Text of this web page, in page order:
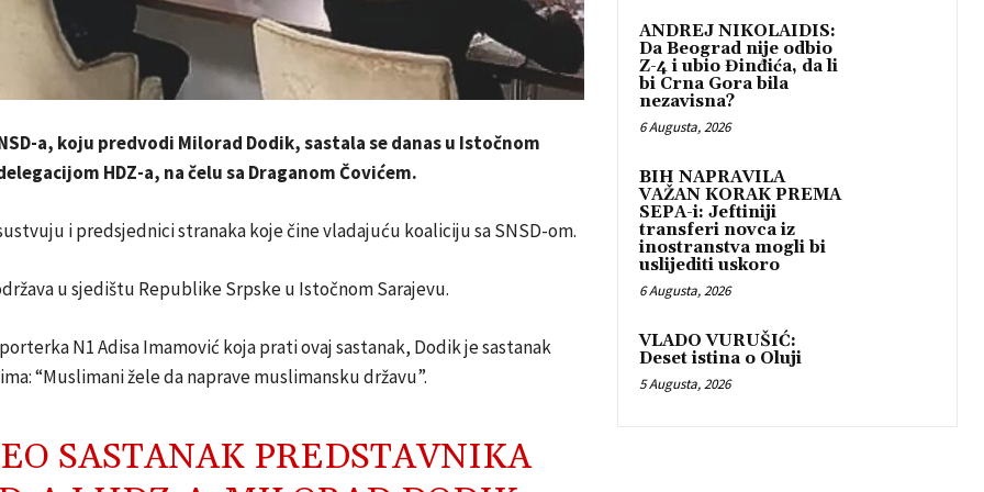
a, koju predvodi Milorad Dodik, sastala se danas u Istočnom
HDZ-a, na čelu sa Draganom Čovićem.
i predsjednici stranaka koje čine vladajuću koaliciju sa SNSD-om.
u sjedištu Republike Srpske u Istočnom Sarajevu.
N1 Adisa Imamović koja prati ovaj sastanak, Dodik je sastanak
“Muslimani žele da naprave muslimansku državu”.
SASTANAK PREDSTAVNIKA
ANDREJ NIKOLAIDIS:
Da Beograd nije odbio
Z-4 i ubio Đinđića, da li
bi Crna Gora bila
nezavisna?
6 Augusta, 2026
BIH NAPRAVILA
VAŽAN KORAK PREMA
SEPA-i: Jeftiniji
transferi novca iz
inostranstva mogli bi
uslijediti uskoro
6 Augusta, 2026
VLADO VURUŠIĆ:
Deset istina o Oluji
5 Augusta, 2026